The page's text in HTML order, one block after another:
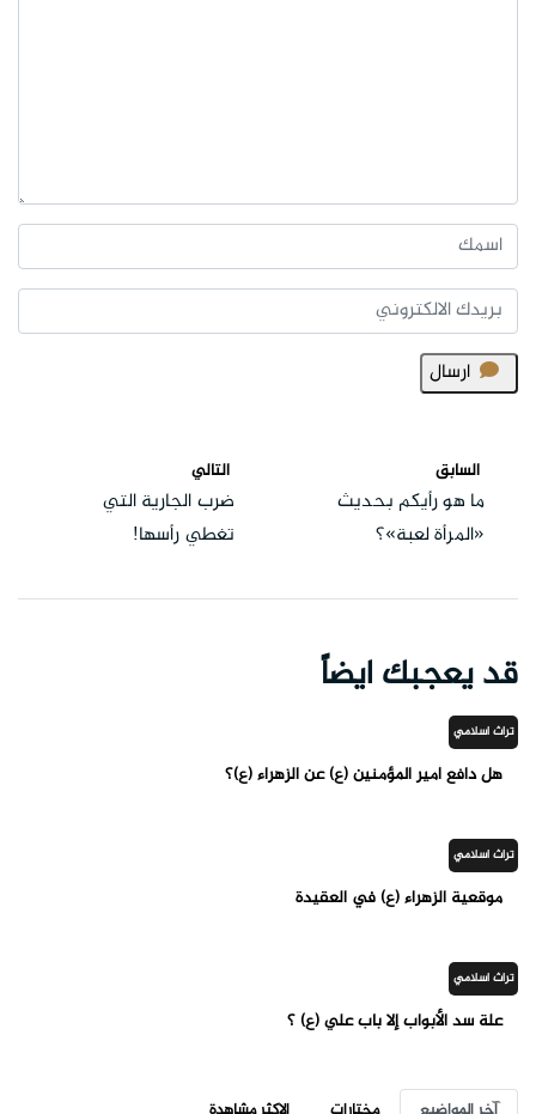
ارسال
السابق
ما هو رأيكم بحديث
«المرأة لعبة»؟
التالي
ضرب الجارية التي
تغطي رأسها!
قد يعجبك ايضاً
تراث اسلامي
هل دافع أمير المؤمنين (ع) عن الزهراء (ع)؟
تراث اسلامي
موقعية الزهراء (ع) في العقيدة
تراث اسلامي
علة سد الأبواب إلا باب علي (ع) ؟